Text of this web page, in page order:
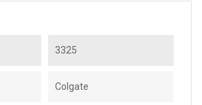
3325
Colgate